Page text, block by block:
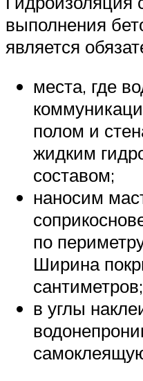
выполнения
является
места, где
полом и
жидким
составом;
наносим
по
Ширина
сантиметров;
в углы